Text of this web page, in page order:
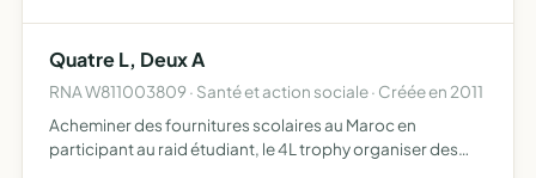
Quatre L, Deux A
RNA W811003809 · Santé et action sociale · Créée en 2011
Acheminer des fournitures scolaires au Maroc en
participant au raid étudiant, le 4L trophy organiser des